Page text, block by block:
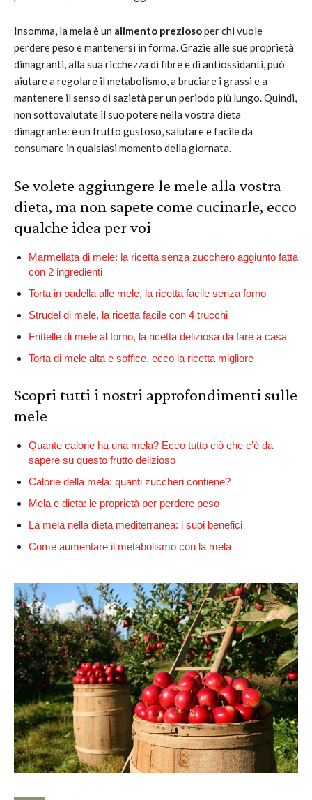
Insomma, la mela è un alimento preziosoper chi vuole
perdere peso e mantenersi in forma. Grazie alle sue proprietà
dimagranti, alla sua ricchezza di fibre e di antiossidanti, può
aiutare a regolare il metabolismo, a bruciare i grassi e a
mantenere il senso di sazietà per un periodo più lungo. Quindi,
non sottovalutate il suo potere nella vostra dieta
dimagrante: è un frutto gustoso, salutare e facile da
consumare in qualsiasi momento della giornata.
Se volete aggiungere le mele alla vostra
dieta, ma non sapete come cucinarle, ecco
qualche idea per voi
Marmellata di mele: la ricetta senza zucchero aggiunto fatta
con 2 ingredienti
Torta in padella alle mele, la ricetta facile senza forno
Strudel di mele, la ricetta facile con 4 trucchi
Frittelle di mele al forno, la ricetta deliziosa da fare a casa
Torta di mele alta e soffice, ecco la ricetta migliore
Scopri tutti i nostri approfondimenti sulle
mele
Quante calorie ha una mela? Ecco tutto ciò che c’è da
sapere su questo frutto delizioso
Calorie della mela: quanti zuccheri contiene?
Mela e dieta: le proprietà per perdere peso
La mela nella dieta mediterranea: i suoi benefici
Come aumentare il metabolismo con la mela